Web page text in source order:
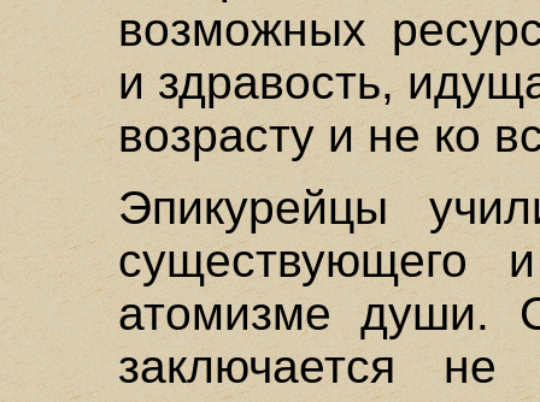
возможных
и здравость,
возрасту и не ко
Эпикурейцы
атомизме души.
заключается